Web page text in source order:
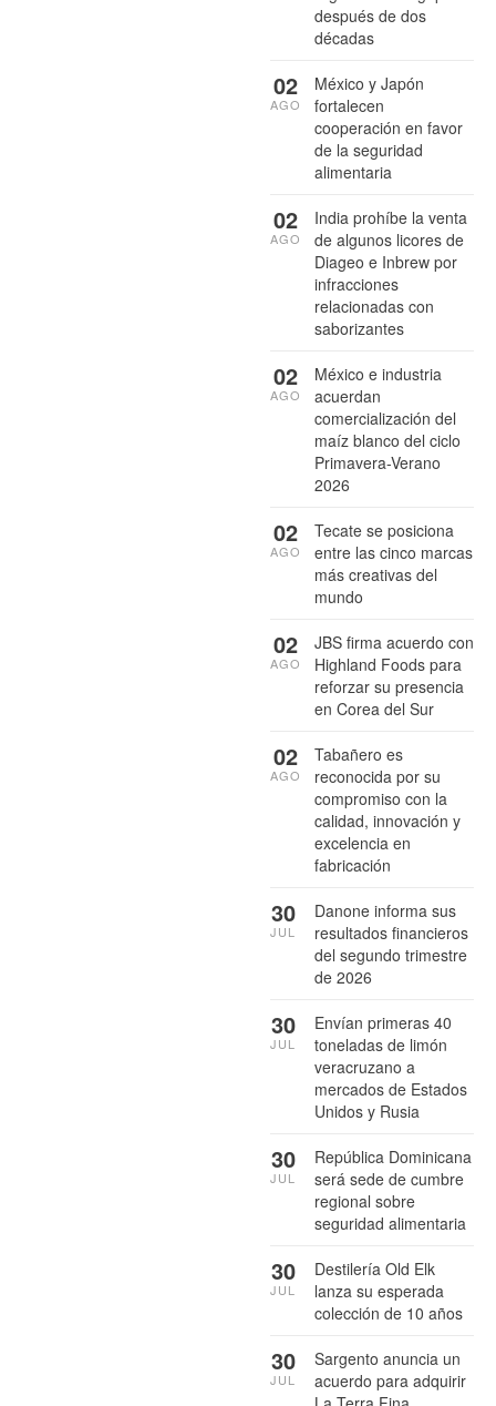
después de dos
décadas
México y Japón
fortalecen
cooperación en favor
de la seguridad
alimentaria
02
AGO
India prohíbe la venta
de algunos licores de
Diageo e Inbrew por
infracciones
relacionadas con
saborizantes
02
AGO
México e industria
acuerdan
comercialización del
maíz blanco del ciclo
Primavera-Verano
2026
02
AGO
Tecate se posiciona
entre las cinco marcas
más creativas del
mundo
02
AGO
JBS firma acuerdo con
Highland Foods para
reforzar su presencia
en Corea del Sur
02
AGO
Tabañero es
reconocida por su
compromiso con la
calidad, innovación y
excelencia en
fabricación
02
AGO
Danone informa sus
resultados financieros
del segundo trimestre
de 2026
30
JUL
Envían primeras 40
toneladas de limón
veracruzano a
mercados de Estados
Unidos y Rusia
30
JUL
República Dominicana
será sede de cumbre
regional sobre
seguridad alimentaria
30
JUL
Destilería Old Elk
lanza su esperada
colección de 10 años
30
JUL
Sargento anuncia un
acuerdo para adquirir
30
JUL